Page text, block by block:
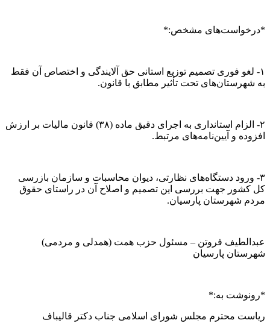
*درخواست‌های مشخص:*
۱- لغو فوری تصمیم توزیع استانی حق آلایندگی و اختصاص آن فقط
به شهرستان‌های تحت تأثیر مطابق با قانون.
۲- الزام استانداری به اجرای دقیق ماده (۳۸) قانون مالیات بر ارزش
افزوده و آیین‌نامه‌های مرتبط.
۳- ورود دستگاه‌های نظارتی، دیوان محاسبات و سازمان بازرسی
کل کشور جهت بررسی این تصمیم و اصلاح آن در راستای حقوق
مردم شهرستان پارسیان.
عبدالطیف فروتن – مسئول حزب همت (همدلی و مردمی)
شهرستان پارسیان
*رونوشت به:*
ریاست محترم مجلس شورای اسلامی جناب دکتر قالیباف